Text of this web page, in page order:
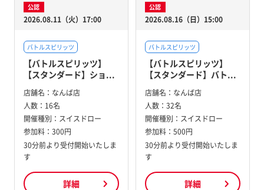
公認
2026.08.11（火）17:00
バトルスピリッツ
【バトルスピリッツ】
【スタンダード】ショ...
店舗名： なんば店
人数： 16名
開催種別： スイスドロー
参加料： 300円
30分前より受付開始いたしま
す
詳細
公認
2026.08.16（日）15:00
バトルスピリッツ
【バトルスピリッツ】
【スタンダード】バト...
店舗名： なんば店
人数： 32名
開催種別： スイスドロー
参加料： 500円
30分前より受付開始いたしま
す
詳細